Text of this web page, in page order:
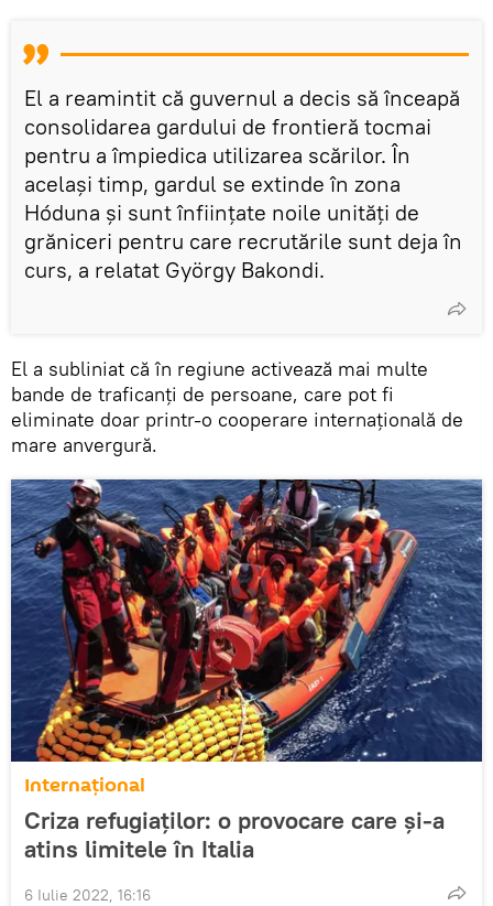
El a reamintit că guvernul a decis să înceapă
consolidarea gardului de frontieră tocmai
pentru a împiedica utilizarea scărilor. În
acelaşi timp, gardul se extinde în zona
Hóduna şi sunt înfiinţate noile unităţi de
grăniceri pentru care recrutările sunt deja în
curs, a relatat György Bakondi.
El a subliniat că în regiune activează mai multe
bande de traficanţi de persoane, care pot fi
eliminate doar printr-o cooperare internaţională de
mare anvergură.
Internațional
Criza refugiaților: o provocare care și-a
atins limitele în Italia
6 Iulie 2022, 16:16